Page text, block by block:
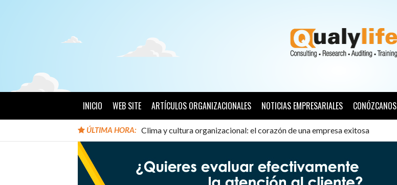
INICIO WEB SITE ARTÍCULOS ORGANIZACIONALES NOTICIAS EMPRESARIALES CONÓZCANOS
ÚLTIMA HORA: Clima y cultura organizacional: el corazón de una empresa exitosa